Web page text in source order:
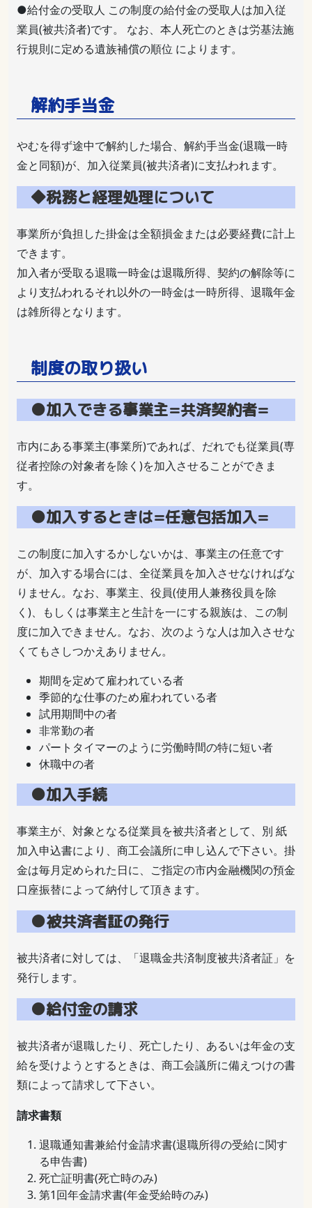
●給付金の受取人 この制度の給付金の受取人は加入従
業員(被共済者)です。 なお、本人死亡のときは労基法施
行規則に定める遺族補償の順位 によります。
解約手当金
やむを得ず途中で解約した場合、解約手当金(退職一時
金と同額)が、加入従業員(被共済者)に支払われます。
◆税務と経理処理について
事業所が負担した掛金は全額損金または必要経費に計上
できます。
加入者が受取る退職一時金は退職所得、契約の解除等に
より支払われるそれ以外の一時金は一時所得、退職年金
は雑所得となります。
制度の取り扱い
●加入できる事業主=共済契約者=
市内にある事業主(事業所)であれば、だれでも従業員(専
従者控除の対象者を除く)を加入させることができま
す。
●加入するときは=任意包括加入=
この制度に加入するかしないかは、事業主の任意です
が、加入する場合には、全従業員を加入させなければな
りません。なお、事業主、役員(使用人兼務役員を除
く)、もしくは事業主と生計を一にする親族は、この制
度に加入できません。なお、次のような人は加入させな
くてもさしつかえありません。
期間を定めて雇われている者
季節的な仕事のため雇われている者
試用期間中の者
非常勤の者
パートタイマーのように労働時間の特に短い者
休職中の者
●加入手続
事業主が、対象となる従業員を被共済者として、別 紙
加入申込書により、商工会議所に申し込んで下さい。掛
金は毎月定められた日に、ご指定の市内金融機関の預金
口座振替によって納付して頂きます。
●被共済者証の発行
被共済者に対しては、「退職金共済制度被共済者証」を
発行します。
●給付金の請求
被共済者が退職したり、死亡したり、あるいは年金の支
給を受けようとするときは、商工会議所に備えつけの書
類によって請求して下さい。
請求書類
退職通知書兼給付金請求書(退職所得の受給に関す
る申告書)
死亡証明書(死亡時のみ)
第1回年金請求書(年金受給時のみ)